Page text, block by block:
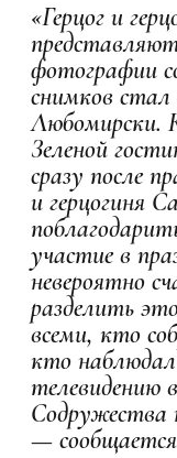
«Герцог и
фотографии
снимков
Любомирски.
Зеленой
сразу после
и герцогиня
участие в
невероятно
разделить
всеми, кто
кто наблюдал
телевидению
Содружества
—